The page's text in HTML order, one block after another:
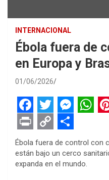
INTERNACIONAL
Ébola fuera de
en Europa y
01/06/2026
F
a
c
e
T
w
i
t
M
e
s
s
h
a
t
i
n
P
r
i
C
o
p
S
h
a
Ébola fuera de control con
están bajo un cerco
expanda en el mundo.